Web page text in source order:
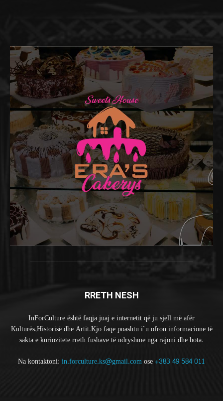
RRETH NESH
InForCulture është faqja juaj e internetit që ju sjell më afër
Kulturës,Historisë dhe Artit.Kjo faqe poashtu i`u ofron informacione të
sakta e kuriozitete rreth fushave të ndryshme nga rajoni dhe bota.
Na kontaktoni: in.forculture.ks@gmail.comose+383 49 584 011